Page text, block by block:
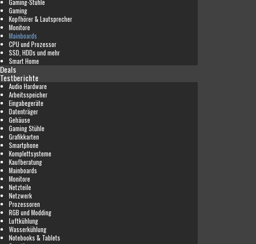
Gaming-Stühle
Gaming
Kopfhörer & Lautsprecher
Monitore
Mainboards
CPU und Prozessor
SSD, HDDs und mehr
Smart Home
Deals
Testberichte
Audio Hardware
Arbeitsspeicher
Eingabegeräte
Datenträger
Gehäuse
Gaming Stühle
Grafikkarten
Smartphone
Komplettsysteme
Kaufberatung
Mainboards
Monitore
Netzteile
Netzwerk
Prozessoren
RGB und Modding
Luftkühlung
Wasserkühlung
Notebooks & Tablets